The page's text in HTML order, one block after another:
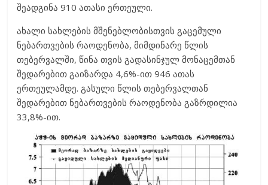
შეადგინა 910 ათასი ერთეული.
ახალი სახლების მშენებლობისთვის გაცემული
ნებართვების რაოდენობა, მიმდინარე წლის
თებერვალში, წინა თვის გადასინჯულ მონაცემთან
შედარებით გაიზარდა 4,6%-ით 946 ათას
ერთეულამდე. გასული წლის თებერვალთან
შედარებით ნებართვების რაოდენობა გაზრდილია
33,8%-ით.